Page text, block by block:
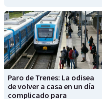
Paro de Trenes: La odisea
de volver a casa en un día
complicado para